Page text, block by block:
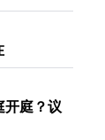
庭？议